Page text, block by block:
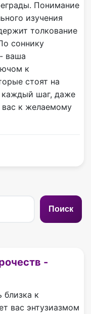
Понимание
изучения
толкование
соннику
ваша
к
стоят на
каждый шаг, даже
к желаемому
Поиск
-
к
вас энтузиазмом